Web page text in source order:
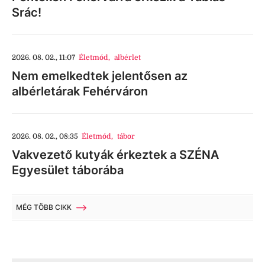
Srác!
2026. 08. 02., 11:07 Életmód, albérlet
Nem emelkedtek jelentősen az
albérletárak Fehérváron
2026. 08. 02., 08:35 Életmód, tábor
Vakvezető kutyák érkeztek a SZÉNA
Egyesület táborába
MÉG TÖBB CIKK